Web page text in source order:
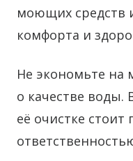
моющих средств
комфорта и
Не экономьте на
о качестве
её очистке